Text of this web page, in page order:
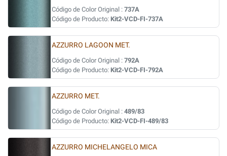
Código de Color Original : 737A
Código de Producto: Kit2-VCD-FI-737A
AZZURRO LAGOON MET.
Código de Color Original : 792A
Código de Producto: Kit2-VCD-FI-792A
AZZURRO MET.
Código de Color Original : 489/83
Código de Producto: Kit2-VCD-FI-489/83
AZZURRO MICHELANGELO MICA